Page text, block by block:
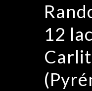
12
Carlit